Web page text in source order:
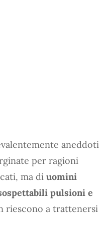
aneddoti
per ragioni
ma di uomini
pulsioni e
riescono a trattenersi